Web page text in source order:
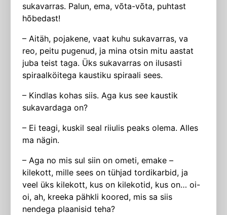
sukavarras. Palun, ema, võta-võta, puhtast
hõbedast!
– Aitäh, pojakene, vaat kuhu sukavarras, va
reo, peitu pugenud, ja mina otsin mitu aastat
juba teist taga. Üks sukavarras on ilusasti
spiraalköitega kaustiku spiraali sees.
– Kindlas kohas siis. Aga kus see kaustik
sukavardaga on?
– Ei teagi, kuskil seal riiulis peaks olema. Alles
ma nägin.
– Aga no mis sul siin on ometi, emake –
kilekott, mille sees on tühjad tordikarbid, ja
veel üks kilekott, kus on kilekotid, kus on… oi-
oi, ah, kreeka pähkli koored, mis sa siis
nendega plaanisid teha?